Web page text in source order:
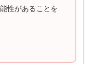
性があることを